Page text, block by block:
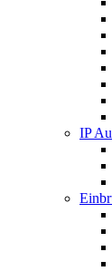
IP